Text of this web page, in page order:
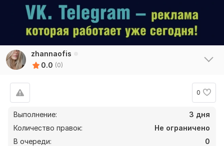
zhannaofis
0.0 (0)
0
Выполнение:
3 дня
Количество правок:
Не ограничено
В очереди:
0